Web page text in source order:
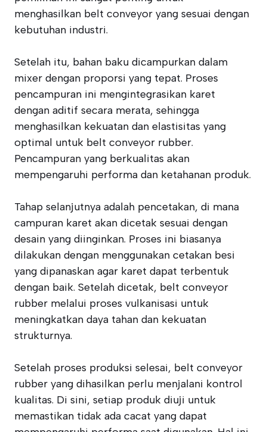
menghasilkan belt conveyor yang sesuai dengan
kebutuhan industri.
Setelah itu, bahan baku dicampurkan dalam
mixer dengan proporsi yang tepat. Proses
pencampuran ini mengintegrasikan karet
dengan aditif secara merata, sehingga
menghasilkan kekuatan dan elastisitas yang
optimal untuk belt conveyor rubber.
Pencampuran yang berkualitas akan
mempengaruhi performa dan ketahanan produk.
Tahap selanjutnya adalah pencetakan, di mana
campuran karet akan dicetak sesuai dengan
desain yang diinginkan. Proses ini biasanya
dilakukan dengan menggunakan cetakan besi
yang dipanaskan agar karet dapat terbentuk
dengan baik. Setelah dicetak, belt conveyor
rubber melalui proses vulkanisasi untuk
meningkatkan daya tahan dan kekuatan
strukturnya.
Setelah proses produksi selesai, belt conveyor
rubber yang dihasilkan perlu menjalani kontrol
kualitas. Di sini, setiap produk diuji untuk
memastikan tidak ada cacat yang dapat